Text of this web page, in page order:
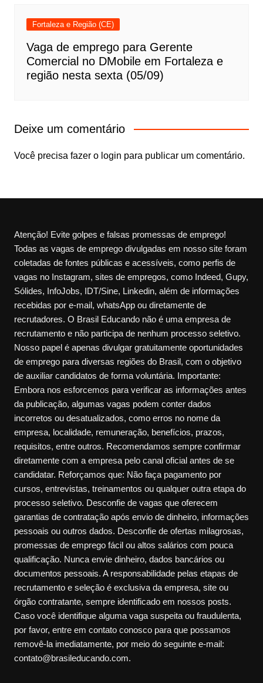
Fortaleza e Região (CE)
Vaga de emprego para Gerente
Comercial no DMobile em Fortaleza e
região nesta sexta (05/09)
Deixe um comentário
Você precisa fazer o login para publicar um comentário.
Atenção! Evite golpes e falsas promessas de emprego!
Todas as vagas de emprego divulgadas em nosso site foram
coletadas de fontes públicas e acessíveis, como perfis de
vagas no Instagram, sites de empregos, como Indeed, Gupy,
Sólides, InfoJobs, IDT/Sine, Linkedin, além de informações
recebidas por e-mail, whatsApp ou diretamente de
recrutadores. O Brasil Educando não é uma empresa de
recrutamento e não participa de nenhum processo seletivo.
Nosso papel é apenas divulgar gratuitamente oportunidades
de emprego para diversas regiões do Brasil, com o objetivo
de auxiliar candidatos de forma voluntária. Importante:
Embora nos esforcemos para verificar as informações antes
da publicação, algumas vagas podem conter dados
incorretos ou desatualizados, como erros no nome da
empresa, localidade, remuneração, benefícios, prazos,
requisitos, entre outros. Recomendamos sempre confirmar
diretamente com a empresa pelo canal oficial antes de se
candidatar. Reforçamos que: Não faça pagamento por
cursos, entrevistas, treinamentos ou qualquer outra etapa do
processo seletivo. Desconfie de vagas que oferecem
garantias de contratação após envio de dinheiro, informações
pessoais ou outros dados. Desconfie de ofertas milagrosas,
promessas de emprego fácil ou altos salários com pouca
qualificação. Nunca envie dinheiro, dados bancários ou
documentos pessoais. A responsabilidade pelas etapas de
recrutamento e seleção é exclusiva da empresa, site ou
órgão contratante, sempre identificado em nossos posts.
Caso você identifique alguma vaga suspeita ou fraudulenta,
por favor, entre em contato conosco para que possamos
removê-la imediatamente, por meio do seguinte e-mail:
contato@brasileducando.com.